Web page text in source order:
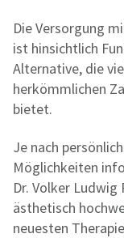
Die Versorgung
ist hinsichtlich
Alternative, die
herkömmlichen
bietet.
Je nach
Möglichkeiten
Dr. Volker
ästhetisch
neuesten